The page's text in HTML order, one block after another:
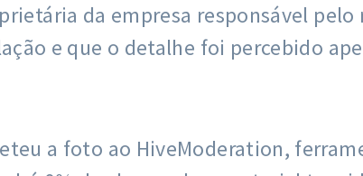
da empresa responsável
e que o detalhe foi percebido
a foto ao HiveModeration,